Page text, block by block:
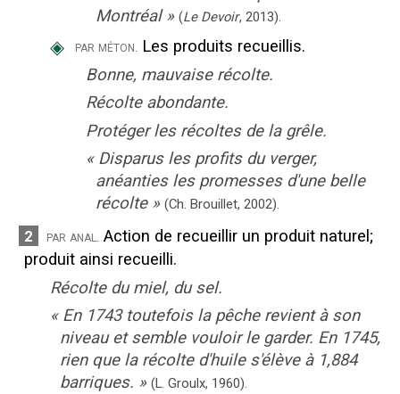
Montréal » (Le Devoir, 2013).
◈ par méton. Les produits recueillis.
Bonne, mauvaise récolte.
Récolte abondante.
Protéger les récoltes de la grêle.
« Disparus les profits du verger,
anéanties les promesses d'une belle
récolte » (Ch. Brouillet, 2002).
2 par anal. Action de recueillir un produit naturel;
produit ainsi recueilli.
Récolte du miel, du sel.
« En 1743 toutefois la pêche revient à son
niveau et semble vouloir le garder. En 1745,
rien que la récolte d'huile s'élève à 1,884
barriques. » (L. Groulx, 1960).